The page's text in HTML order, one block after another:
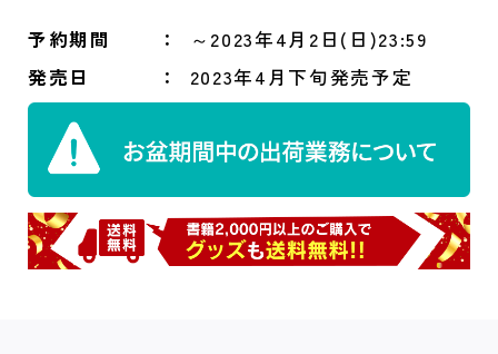
予約期間
～2023年4月2日(日)23:59
発売日
2023年4月下旬発売予定